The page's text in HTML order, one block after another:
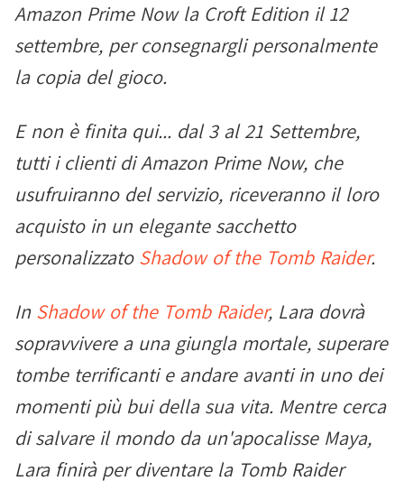
Amazon Prime Now la Croft Edition il 12
settembre, per consegnargli personalmente
la copia del gioco.
E non è finita qui... dal 3 al 21 Settembre,
tutti i clienti di Amazon Prime Now, che
usufruiranno del servizio, riceveranno il loro
acquisto in un elegante sacchetto
personalizzato Shadow of the Tomb Raider.
In Shadow of the Tomb Raider, Lara dovrà
sopravvivere a una giungla mortale, superare
tombe terrificanti e andare avanti in uno dei
momenti più bui della sua vita. Mentre cerca
di salvare il mondo da un'apocalisse Maya,
Lara finirà per diventare la Tomb Raider